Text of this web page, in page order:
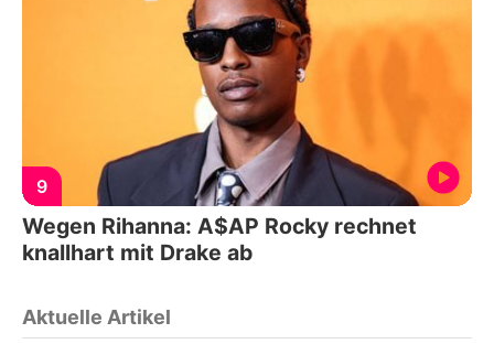
9
Wegen Rihanna: A$AP Rocky rechnet
knallhart mit Drake ab
Aktuelle Artikel